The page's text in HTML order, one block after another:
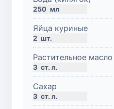
250 мл
Яйца куриные
2 шт.
Растительное масло
3 ст. л.
Сахар
3 ст. л.